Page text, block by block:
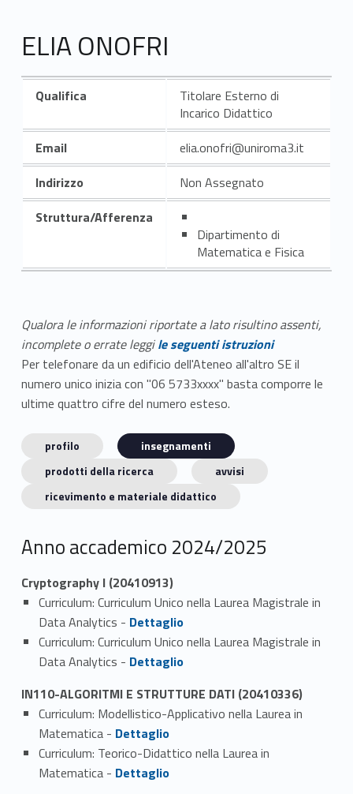
ELIA ONOFRI
Qualifica
Titolare Esterno di
Incarico Didattico
Email
elia.onofri@uniroma3.it
Indirizzo
Non Assegnato
Struttura/Afferenza
Dipartimento di
Matematica e Fisica
Qualora le informazioni riportate a lato risultino assenti,
incomplete o errate leggile seguenti istruzioni
Per telefonare da un edificio dell'Ateneo all'altro SE il
numero unico inizia con "06 5733xxxx" basta comporre le
ultime quattro cifre del numero esteso.
profilo
insegnamenti
prodotti della ricerca
avvisi
ricevimento e materiale didattico
Anno accademico 2024/2025
Cryptography I (20410913)
Curriculum: Curriculum Unico nella Laurea Magistrale in
Data Analytics - Link identifier #identifier_person_194096-1
Dettaglio
Curriculum: Curriculum Unico nella Laurea Magistrale in
Data Analytics - Link identifier #identifier_person_121608-2
Dettaglio
IN110-ALGORITMI E STRUTTURE DATI (20410336)
Curriculum: Modellistico-Applicativo nella Laurea in
Matematica - Link identifier #identifier_person_74027-1
Dettaglio
Curriculum: Teorico-Didattico nella Laurea in
Matematica - Link identifier #identifier_person_170862-2
Dettaglio